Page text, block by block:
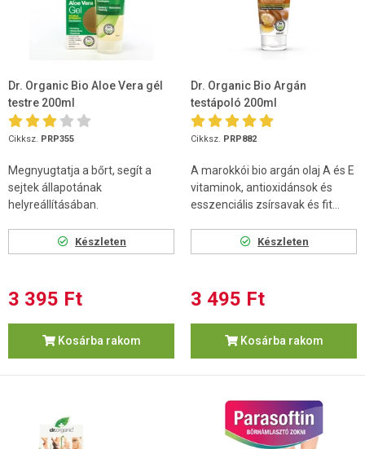
Dr. Organic Bio Aloe Vera gél
testre 200ml
Cikksz. PRP355
Megnyugtatja a bőrt, segít a
sejtek állapotának
helyreállításában.
Készleten
3 395 Ft
Kosárba rakom
Dr. Organic Bio Argán
testápoló 200ml
Cikksz. PRP882
A marokkói bio argán olaj A és E
vitaminok, antioxidánsok és
esszenciális zsírsavak és fit...
Készleten
3 495 Ft
Kosárba rakom